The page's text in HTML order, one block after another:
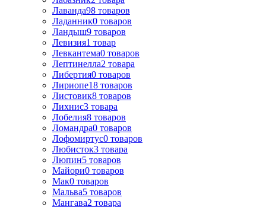
Лаванда98 товаров
Ладанник0 товаров
Ландыш9 товаров
Левизия1 товар
Левкантема0 товаров
Лептинелла2 товара
Либертия0 товаров
Лириопе18 товаров
Листовик8 товаров
Лихнис3 товара
Лобелия8 товаров
Ломандра0 товаров
Лофомиртус0 товаров
Любисток3 товара
Люпин5 товаров
Майори0 товаров
Мак0 товаров
Мальва5 товаров
Мангава2 товара